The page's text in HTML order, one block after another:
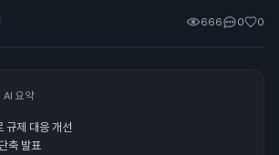
666 0 0
AI 요약
규제 대응 개선
축 발표